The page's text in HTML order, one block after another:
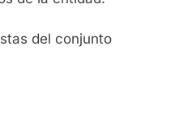
del conjunto